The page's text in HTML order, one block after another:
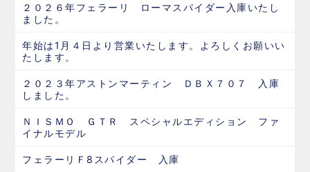
２０２６年フェラーリ ローマスパイダー入庫いたし
ました。
年始は1月４日より営業いたします。よろしくお願いい
たします。
２０２３年アストンマーティン ＤＢＸ７０７ 入庫
しました。
ＮＩＳＭＯ ＧＴＲ スペシャルエディション ファ
イナルモデル
フェラーリＦ8スパイダー 入庫